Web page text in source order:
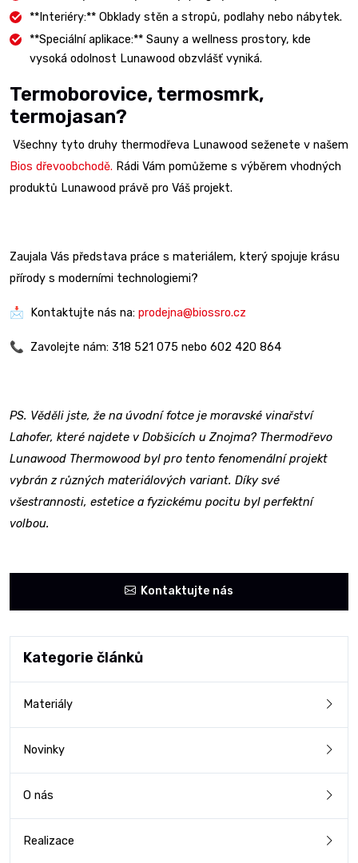
**Interiéry:** Obklady stěn a stropů, podlahy nebo nábytek.
**Speciální aplikace:** Sauny a wellness prostory, kde
vysoká odolnost Lunawood obzvlášť vyniká.
Termoborovice, termosmrk,
termojasan?
Všechny tyto druhy thermodřeva Lunawood seženete v našem
Bios dřevoobchodě. Rádi Vám pomůžeme s výběrem vhodných
produktů Lunawood právě pro Váš projekt.
Zaujala Vás představa práce s materiálem, který spojuje krásu
přírody s moderními technologiemi?
📩 Kontaktujte nás na: prodejna@biossro.cz
📞 Zavolejte nám: 318 521 075 nebo 602 420 864
PS. Věděli jste, že na úvodní fotce je moravské vinařství
Lahofer, které najdete v Dobšicích u Znojma? Thermodřevo
Lunawood Thermowood byl pro tento fenomenální projekt
vybrán z různých materiálových variant. Díky své
všestrannosti, estetice a fyzickému pocitu byl perfektní
volbou.
Kontaktujte nás
Kategorie článků
Materiály
Novinky
O nás
Realizace